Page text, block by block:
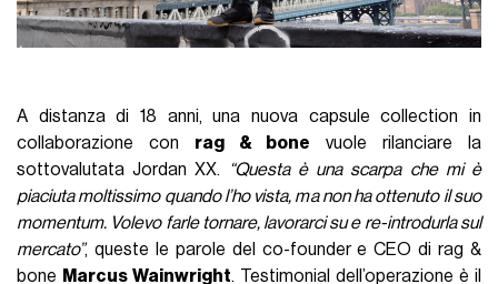
A distanza di 18 anni, una nuova capsule collection in
collaborazione con rag & bone vuole rilanciare la
sottovalutata Jordan XX. “Questa è una scarpa che mi è
piaciuta moltissimo quando l’ho vista, ma non ha ottenuto il suo
momentum. Volevo farle tornare, lavorarci su e re-introdurla sul
mercato”, queste le parole del co-founder e CEO di rag &
bone Marcus Wainwright. Testimonial dell’operazione è il